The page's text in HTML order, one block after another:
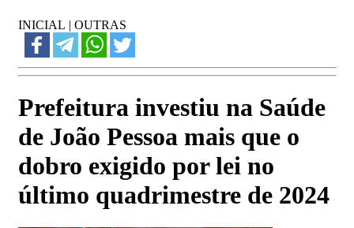
INICIAL | OUTRAS
Prefeitura investiu na Saúde
de João Pessoa mais que o
dobro exigido por lei no
último quadrimestre de 2024